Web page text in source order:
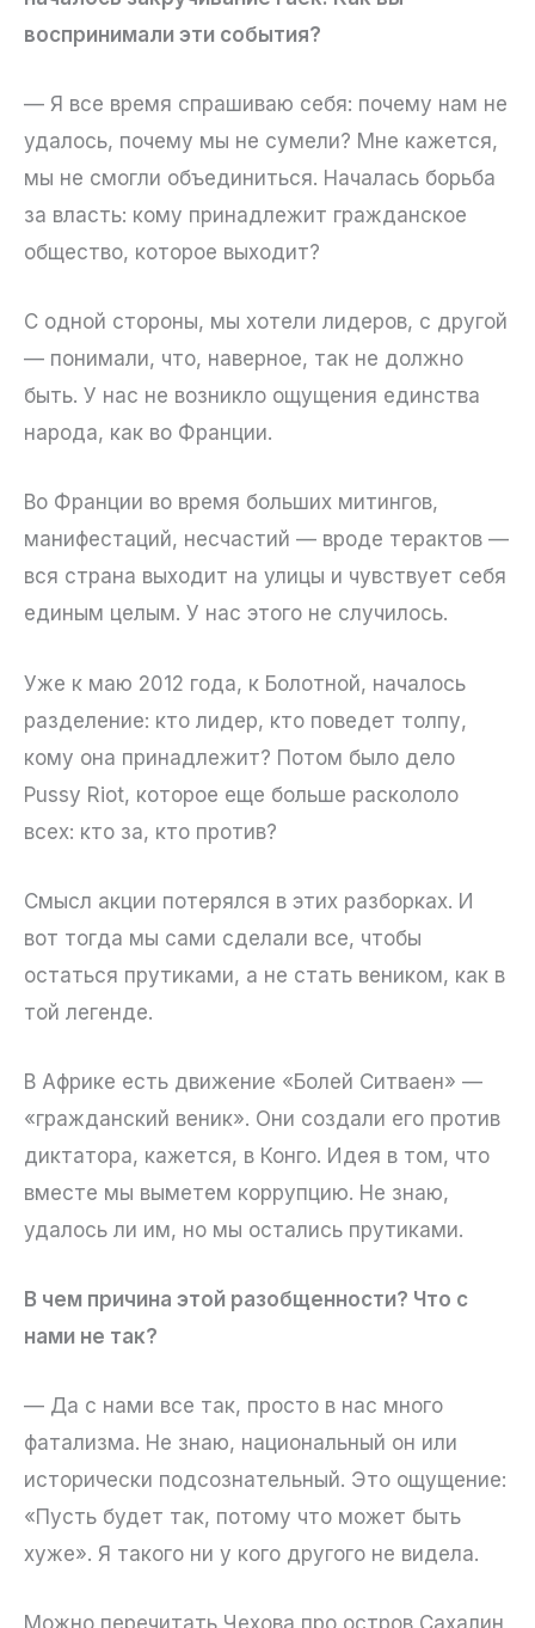
воспринимали эти события?
— Я все время спрашиваю себя: почему нам не
удалось, почему мы не сумели? Мне кажется,
мы не смогли объединиться. Началась борьба
за власть: кому принадлежит гражданское
общество, которое выходит?
С одной стороны, мы хотели лидеров, с другой
— понимали, что, наверное, так не должно
быть. У нас не возникло ощущения единства
народа, как во Франции.
Во Франции во время больших митингов,
манифестаций, несчастий — вроде терактов —
вся страна выходит на улицы и чувствует себя
единым целым. У нас этого не случилось.
Уже к маю 2012 года, к Болотной, началось
разделение: кто лидер, кто поведет толпу,
кому она принадлежит? Потом было дело
Pussy Riot, которое еще больше раскололо
всех: кто за, кто против?
Смысл акции потерялся в этих разборках. И
вот тогда мы сами сделали все, чтобы
остаться прутиками, а не стать веником, как в
той легенде.
В Африке есть движение «Болей Ситваен» —
«гражданский веник». Они создали его против
диктатора, кажется, в Конго. Идея в том, что
вместе мы выметем коррупцию. Не знаю,
удалось ли им, но мы остались прутиками.
В чем причина этой разобщенности? Что с
нами не так?
— Да с нами все так, просто в нас много
фатализма. Не знаю, национальный он или
исторически подсознательный. Это ощущение:
«Пусть будет так, потому что может быть
хуже». Я такого ни у кого другого не видела.